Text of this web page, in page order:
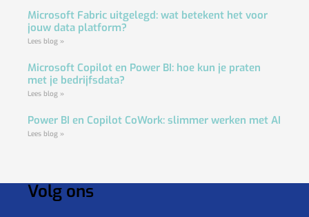
Microsoft Fabric uitgelegd: wat betekent het voor
jouw data platform?
Lees blog »
Microsoft Copilot en Power BI: hoe kun je praten
met je bedrijfsdata?
Lees blog »
Power BI en Copilot CoWork: slimmer werken met AI
Lees blog »
Volg ons